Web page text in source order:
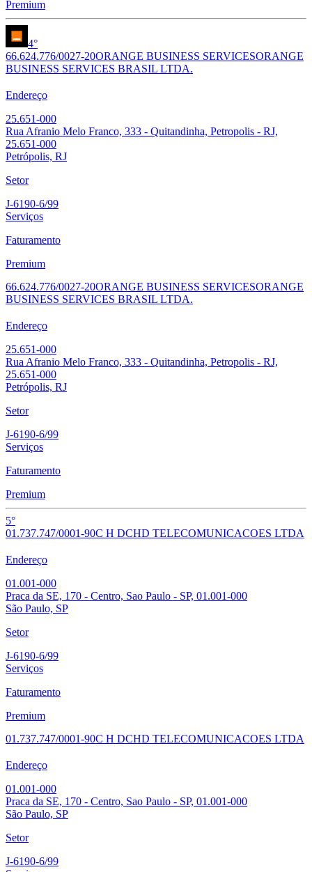
Premium
4°
66.624.776/0027-20ORANGE BUSINESS SERVICESORANGE
BUSINESS SERVICES BRASIL LTDA.
Endereço
25.651-000
Rua Afranio Melo Franco, 333 - Quitandinha, Petropolis - RJ,
25.651-000
Petrópolis, RJ
Setor
J-6190-6/99
Serviços
Faturamento
Premium
66.624.776/0027-20ORANGE BUSINESS SERVICESORANGE
BUSINESS SERVICES BRASIL LTDA.
Endereço
25.651-000
Rua Afranio Melo Franco, 333 - Quitandinha, Petropolis - RJ,
25.651-000
Petrópolis, RJ
Setor
J-6190-6/99
Serviços
Faturamento
Premium
5°
01.737.747/0001-90C H DCHD TELECOMUNICACOES LTDA
Endereço
01.001-000
Praca da SE, 170 - Centro, Sao Paulo - SP, 01.001-000
São Paulo, SP
Setor
J-6190-6/99
Serviços
Faturamento
Premium
01.737.747/0001-90C H DCHD TELECOMUNICACOES LTDA
Endereço
01.001-000
Praca da SE, 170 - Centro, Sao Paulo - SP, 01.001-000
São Paulo, SP
Setor
J-6190-6/99